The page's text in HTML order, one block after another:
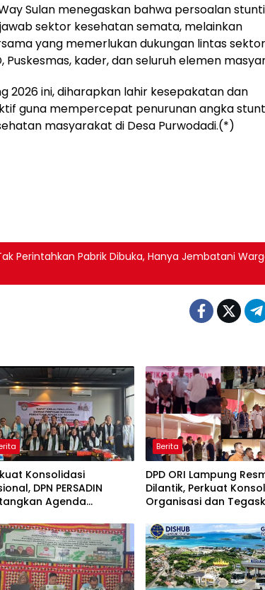
Sulan menegaskan bahwa persoalan
sektor kesehatan semata, melainkan
yang memerlukan dukungan lintas
Puskesmas, kader, dan seluruh elemen
2026 ini, diharapkan lahir kesepakatan dan
guna mempercepat penurunan angka
masyarakat di Desa Purwodadi.(*)
Perintahkan Pabrik Dibuka, Hanya Jembatani
Konsolidasi
DPN PERSADIN
Agenda
Advokat
Berita
DPD ORI Lampung
Dilantik, Perkuat
Organisasi dan
Masyarakat